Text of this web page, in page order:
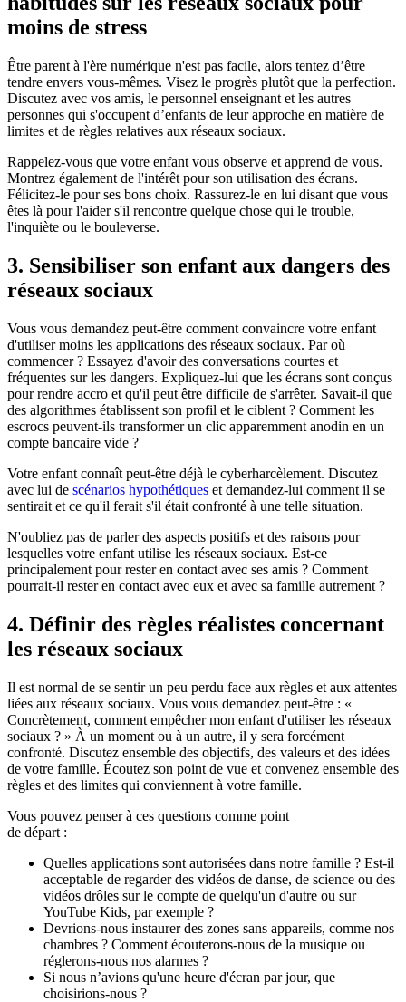
moins de stress
Être parent à l'ère numérique n'est pas facile, alors tentez d’être
tendre envers vous-mêmes. Visez le progrès plutôt que la perfection.
Discutez avec vos amis, le personnel enseignant et les autres
personnes qui s'occupent d’enfants de leur approche en matière de
limites et de règles relatives aux réseaux sociaux.
Rappelez-vous que votre enfant vous observe et apprend de vous.
Montrez également de l'intérêt pour son utilisation des écrans.
Félicitez-le pour ses bons choix. Rassurez-le en lui disant que vous
êtes là pour l'aider s'il rencontre quelque chose qui le trouble,
l'inquiète ou le bouleverse.
3. Sensibiliser son enfant aux dangers des
réseaux sociaux
Vous vous demandez peut-être comment convaincre votre enfant
d'utiliser moins les applications des réseaux sociaux. Par où
commencer ? Essayez d'avoir des conversations courtes et
fréquentes sur les dangers. Expliquez-lui que les écrans sont conçus
pour rendre accro et qu'il peut être difficile de s'arrêter. Savait-il que
des algorithmes établissent son profil et le ciblent ? Comment les
escrocs peuvent-ils transformer un clic apparemment anodin en un
compte bancaire vide ?
Votre enfant connaît peut-être déjà le cyberharcèlement. Discutez
avec lui de scénarios hypothétiques et demandez-lui comment il se
sentirait et ce qu'il ferait s'il était confronté à une telle situation.
N'oubliez pas de parler des aspects positifs et des raisons pour
lesquelles votre enfant utilise les réseaux sociaux. Est-ce
principalement pour rester en contact avec ses amis ? Comment
pourrait-il rester en contact avec eux et avec sa famille autrement ?
4. Définir des règles réalistes concernant
les réseaux sociaux
Il est normal de se sentir un peu perdu face aux règles et aux attentes
liées aux réseaux sociaux. Vous vous demandez peut-être : «
Concrètement, comment empêcher mon enfant d'utiliser les réseaux
sociaux ? » À un moment ou à un autre, il y sera forcément
confronté. Discutez ensemble des objectifs, des valeurs et des idées
de votre famille. Écoutez son point de vue et convenez ensemble des
règles et des limites qui conviennent à votre famille.
Vous pouvez penser à ces questions comme point
de départ :
Quelles applications sont autorisées dans notre famille ? Est-il
acceptable de regarder des vidéos de danse, de science ou des
vidéos drôles sur le compte de quelqu'un d'autre ou sur
YouTube Kids, par exemple ?
Devrions-nous instaurer des zones sans appareils, comme nos
chambres ? Comment écouterons-nous de la musique ou
réglerons-nous nos alarmes ?
Si nous n’avions qu'une heure d'écran par jour, que
choisirions-nous ?